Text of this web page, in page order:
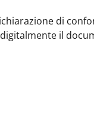
di
il